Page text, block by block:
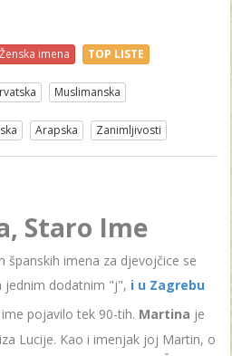
Ženska imena TOP LISTE
Muslimanska
Arapska Zanimljivosti
Staro Ime
imena za djevojčice se
jednim dodatnim "j", i u Zagrebu
ime pojavilo tek 90-tih. Martina je
Lucije. Kao i imenjak joj Martin, o